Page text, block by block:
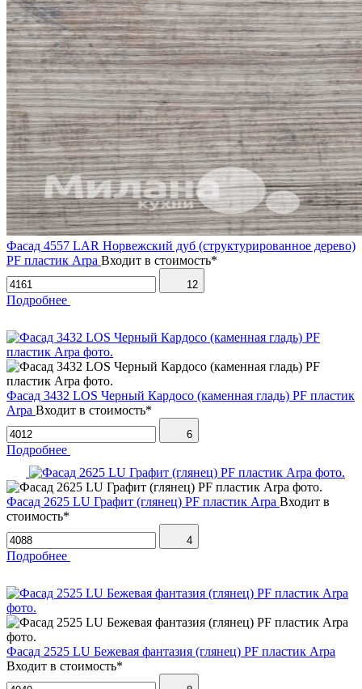
Фасад 4557 LAR Норвежский дуб (структурированное дерево)
PF пластик Arpa Входит в стоимость*
12
Подробнее
Фасад 3432 LOS Черный Кардосо (каменная гладь) PF пластик
Arpa Входит в стоимость*
6
Подробнее
Фасад 2625 LU Графит (глянец) PF пластик Arpa Входит в
стоимость*
4
Подробнее
Фасад 2525 LU Бежевая фантазия (глянец) PF пластик Arpa
Входит в стоимость*